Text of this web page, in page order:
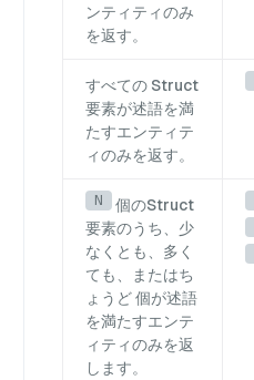
ンティティのみ
を返す。
すべての Struct
要素が述語を満
たすエンティテ
ィのみを返す。
N
個のStruct
要素のうち、少
なくとも、多く
ても、またはち
ょうど 個が述語
を満たすエンテ
ィティのみを返
します。